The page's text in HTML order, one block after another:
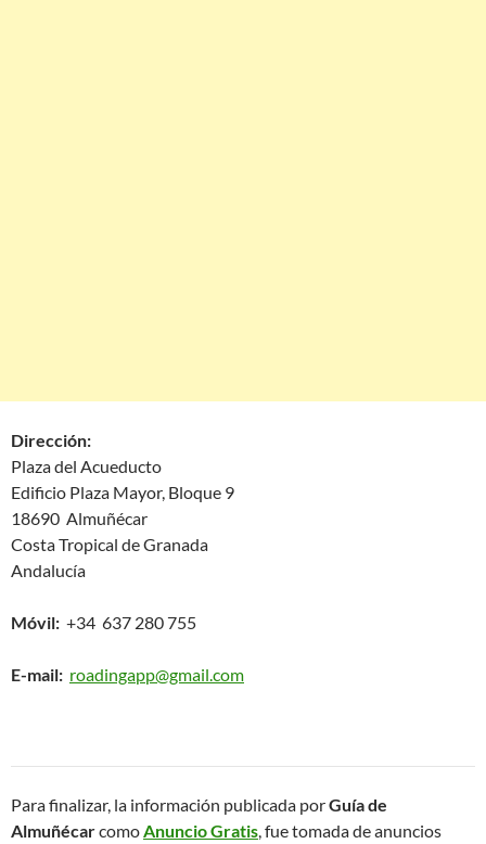
Dirección:
Plaza del Acueducto
Edificio Plaza Mayor, Bloque 9
18690 Almuñécar
Costa Tropical de Granada
Andalucía
Móvil: +34 637 280 755
E-mail: roadingapp@gmail.com
Para finalizar, la información publicada porGuía de
Almuñécarcomo Anuncio Gratis , fue tomada de anuncios